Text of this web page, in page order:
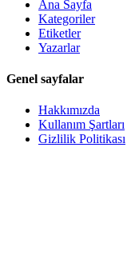
Ana Sayfa
Kategoriler
Etiketler
Yazarlar
Genel sayfalar
Hakkımızda
Kullanım Şartları
Gizlilik Politikası